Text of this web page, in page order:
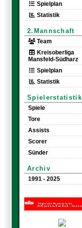
Spielplan
Statistik
2.Mannschaft
Team
Kreisoberliga
Mansfeld-Südharz
Spielplan
Statistik
Spielerstatistik
Spiele
Tore
Assists
Scorer
Sünder
Archiv
1991 - 2025